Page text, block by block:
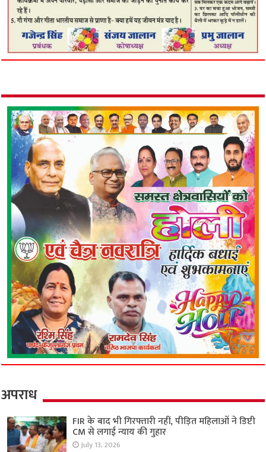
अपराध
FIR के बाद भी गिरफ्तारी नहीं, पीड़ित महिलाओं ने डिप्टी
CM से लगाई न्याय की गुहार
July 13, 2026